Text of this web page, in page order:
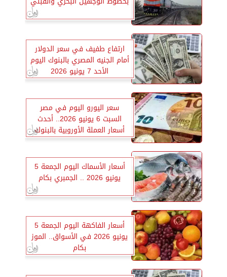
ارتفاع طفيف في سعر الدولار
أمام الجنيه المصري بالبنوك اليوم
الأحد 7 يونيو 2026
سعر اليورو اليوم في مصر
السبت 6 يونيو 2026.. أحدث
أسعار العملة الأوروبية بالبنوك
المصرية
أسعار الأسماك اليوم الجمعة 5
يونيو 2026 .. الجمبري بكام
أسعار الفاكهة اليوم الجمعة 5
يونيو 2026 في الأسواق.. الموز
بكام